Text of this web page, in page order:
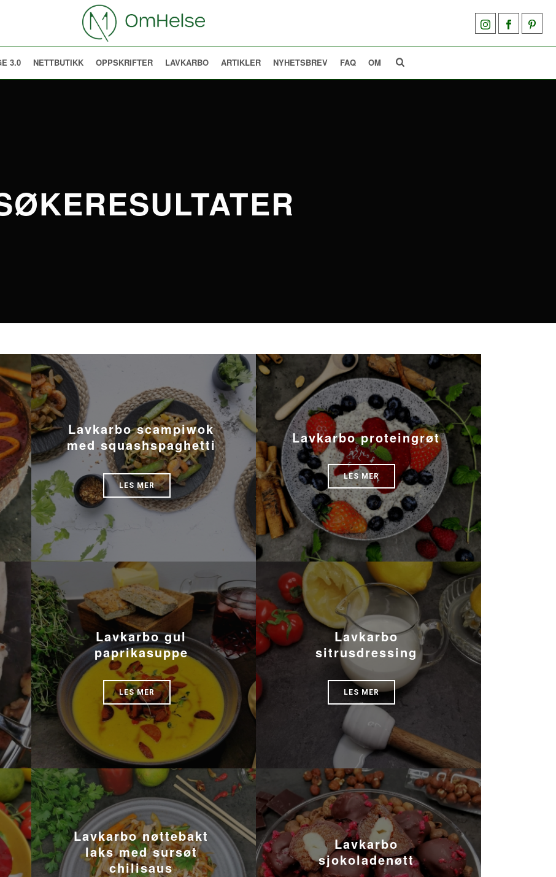
3.0 NETTBUTIKK OPPSKRIFTER LAVKARBO ARTIKLER NYHETSBREV FAQ OM
Lavkarbo scampiwok
med squashspaghetti
LES MER
Lavkarbo proteingrøt
LES MER
Lavkarbo gul
paprikasuppe
LES MER
Lavkarbo
sitrusdressing
LES MER
Lavkarbo nøttebakt
laks med sursøt
chilisaus
Lavkarbo
sjokoladenøtt